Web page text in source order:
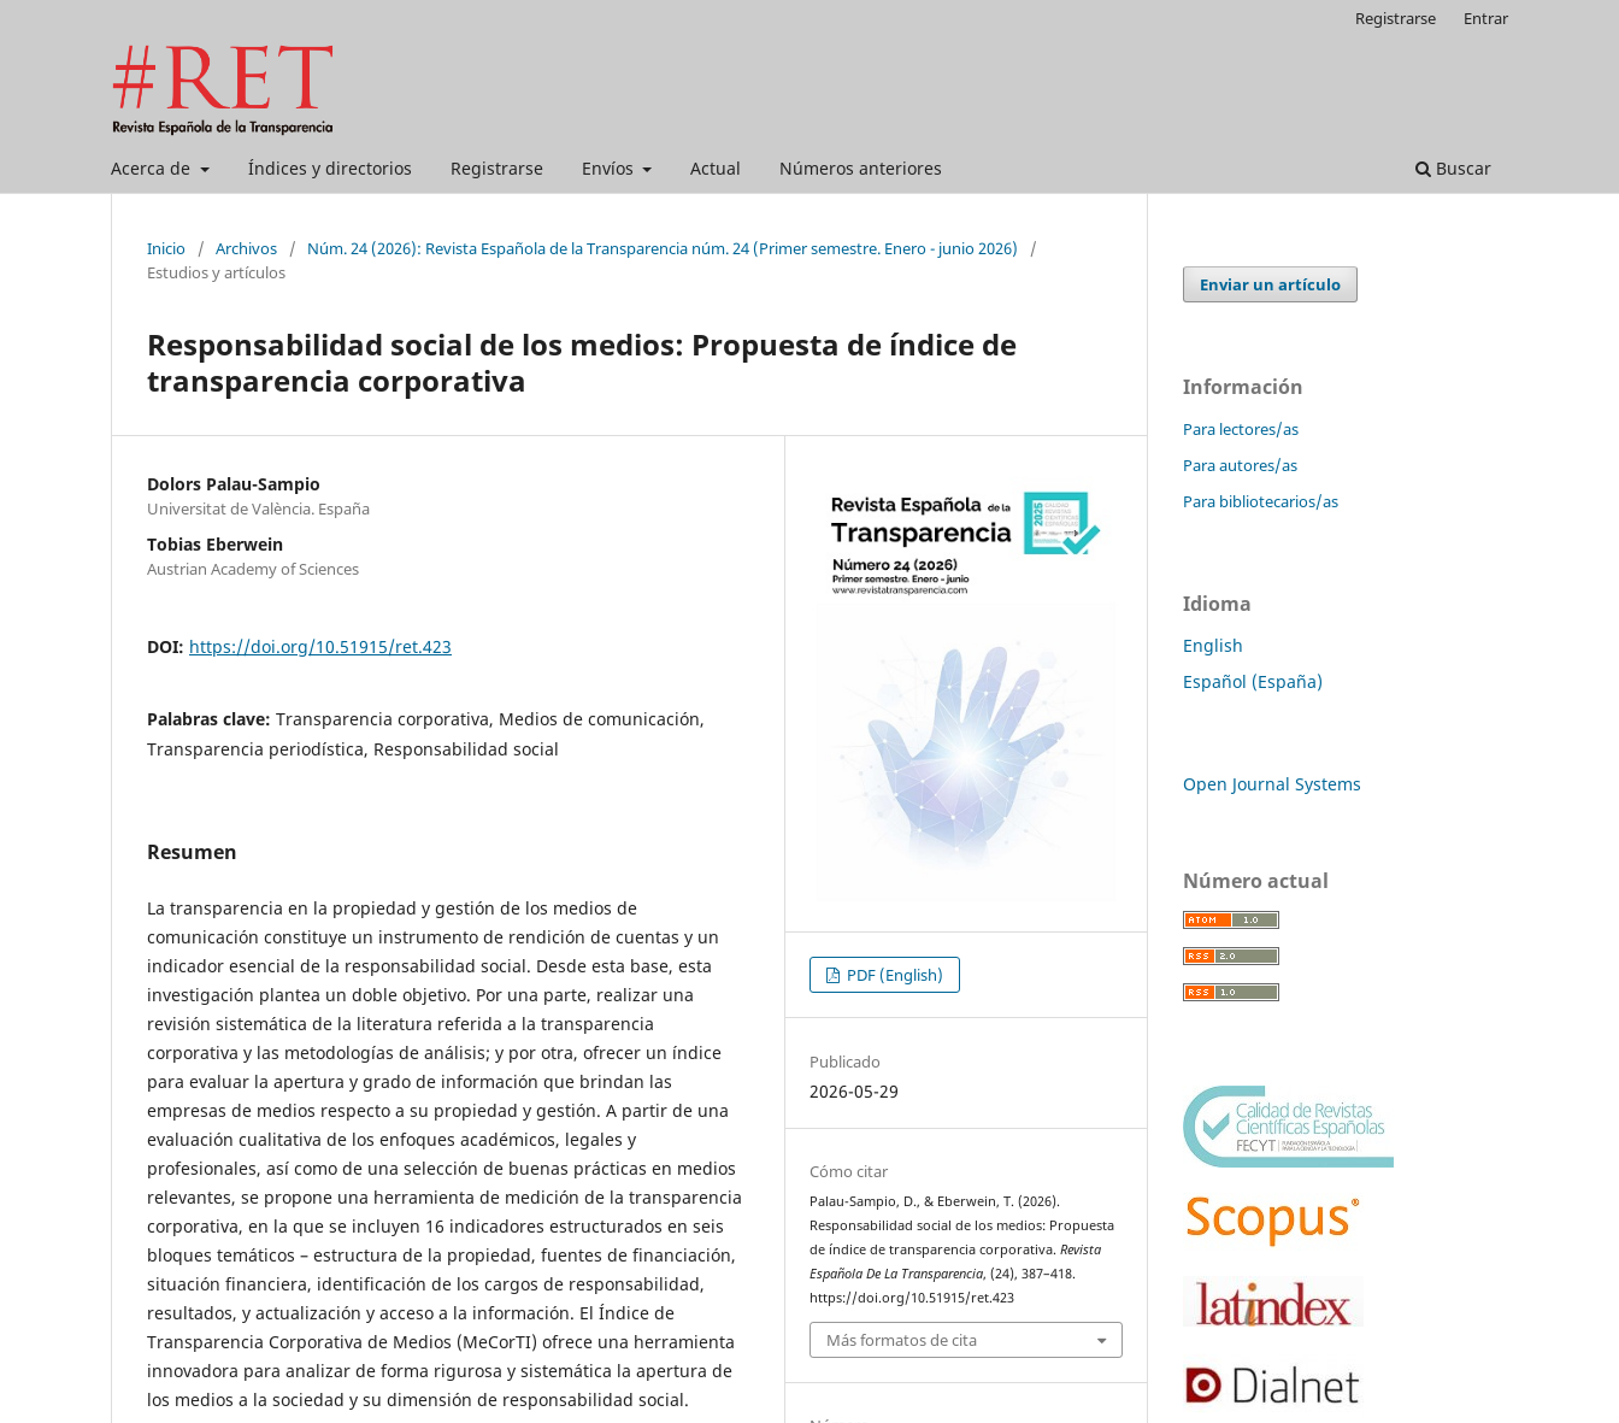
Acerca de Índices y directorios Registrarse Envíos Actual Números anteriores Buscar
Registrarse Entrar
Inicio / Archivos / Núm. 24 (2026): Revista Española de la Transparencia núm. 24 (Primer semestre. Enero - junio 2026)
/
Estudios y artículos
Responsabilidad social de los medios: Propuesta de índice de
transparencia corporativa
Dolors Palau-Sampio
Universitat de València. España
Tobias Eberwein
Austrian Academy of Sciences
DOI: https://doi.org/10.51915/ret.423
Palabras clave: Transparencia corporativa, Medios de comunicación,
Transparencia periodística, Responsabilidad social
Resumen
La transparencia en la propiedad y gestión de los medios de
comunicación constituye un instrumento de rendición de cuentas y un
indicador esencial de la responsabilidad social. Desde esta base, esta
investigación plantea un doble objetivo. Por una parte, realizar una
revisión sistemática de la literatura referida a la transparencia
corporativa y las metodologías de análisis; y por otra, ofrecer un índice
para evaluar la apertura y grado de información que brindan las
empresas de medios respecto a su propiedad y gestión. A partir de una
evaluación cualitativa de los enfoques académicos, legales y
profesionales, así como de una selección de buenas prácticas en medios
relevantes, se propone una herramienta de medición de la transparencia
corporativa, en la que se incluyen 16 indicadores estructurados en seis
bloques temáticos – estructura de la propiedad, fuentes de financiación,
situación financiera, identificación de los cargos de responsabilidad,
resultados, y actualización y acceso a la información. El Índice de
Transparencia Corporativa de Medios (MeCorTI) ofrece una herramienta
innovadora para analizar de forma rigurosa y sistemática la apertura de
los medios a la sociedad y su dimensión de responsabilidad social.
PDF (English)
Publicado
2026-05-29
Cómo citar
Palau-Sampio, D., & Eberwein, T. (2026).
Responsabilidad social de los medios: Propuesta
de índice de transparencia corporativa.Revista
Española De La Transparencia, (24), 387–418.
https://doi.org/10.51915/ret.423
Más formatos de cita
Enviar un artículo
Información
Para lectores/as
Para autores/as
Para bibliotecarios/as
Idioma
English
Español (España)
Open Journal Systems
Número actual